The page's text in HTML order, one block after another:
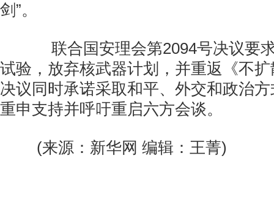
剑”。
联合国安理会第2094号决议要
试验，放弃核武器计划，并重返《不
决议同时承诺采取和平、外交和政治
重申支持并呼吁重启六方会谈。
(来源：新华网 编辑：王菁)